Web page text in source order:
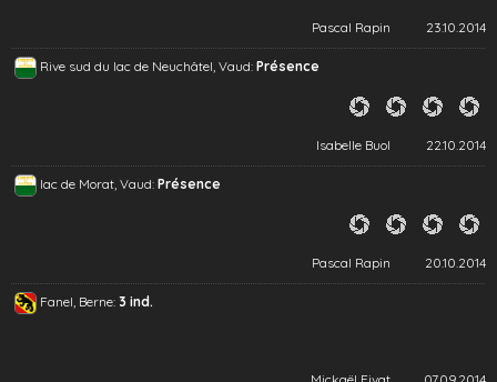
Pascal Rapin 23.10.2014
Rive sud du lac de Neuchâtel, Vaud: Présence
Isabelle Buol 22.10.2014
lac de Morat, Vaud: Présence
Pascal Rapin 20.10.2014
Fanel, Berne: 3 ind.